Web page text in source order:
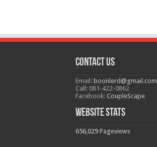
Contact Us
Email: boonlerd@gmail.com
Call: 081-422-0862
Facebook: CoupleScape
Website Stats
656,029 Pageviews